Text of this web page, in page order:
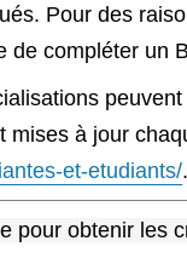
Pour des
compléter un
à jour
et-etudiants/.
pour obtenir les